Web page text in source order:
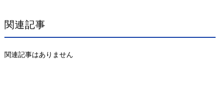
関連記事
関連記事はありません